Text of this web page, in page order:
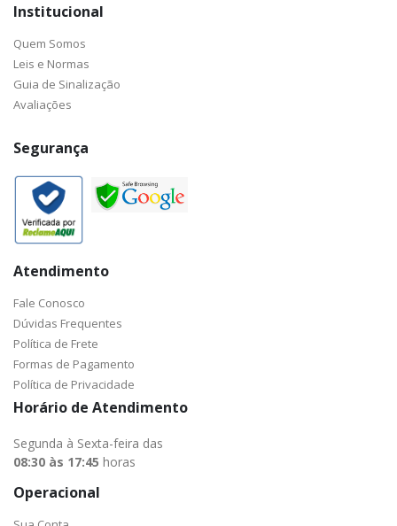
Institucional
Quem Somos
Leis e Normas
Guia de Sinalização
Avaliações
Segurança
Atendimento
Fale Conosco
Dúvidas Frequentes
Política de Frete
Formas de Pagamento
Política de Privacidade
Horário de Atendimento
Segunda à Sexta-feira das
08:30 às 17:45 horas
Operacional